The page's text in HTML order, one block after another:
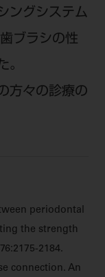
ングシステム
ブラシの性
。
方々の診療の
periodontal
the strength
2184.
connection. An